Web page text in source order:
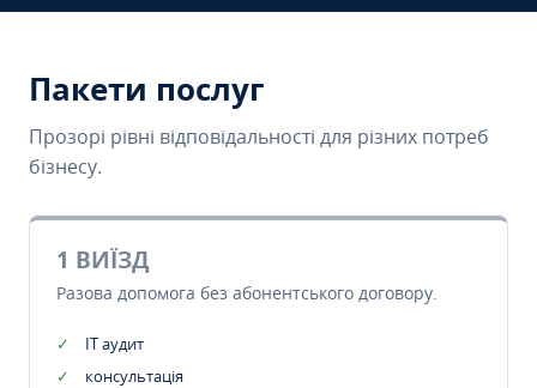
Пакети послуг
Прозорі рівні відповідальності для різних потреб
бізнесу.
1 ВИЇЗД
Разова допомога без абонентського договору.
IT аудит
консультація